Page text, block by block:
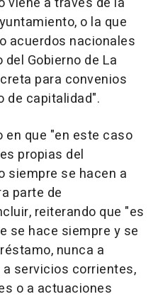
o la que
acuerdos nacionales
del Gobierno de La
para convenios
de capitalidad".
que "en este caso
propias del
siempre se hacen a
parte de
reiterando que "es
se hace siempre y se
nunca a
servicios corrientes,
o a actuaciones